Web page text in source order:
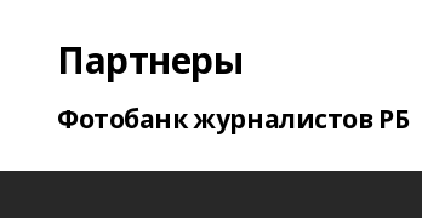
Партнеры
Фотобанк журналистов РБ